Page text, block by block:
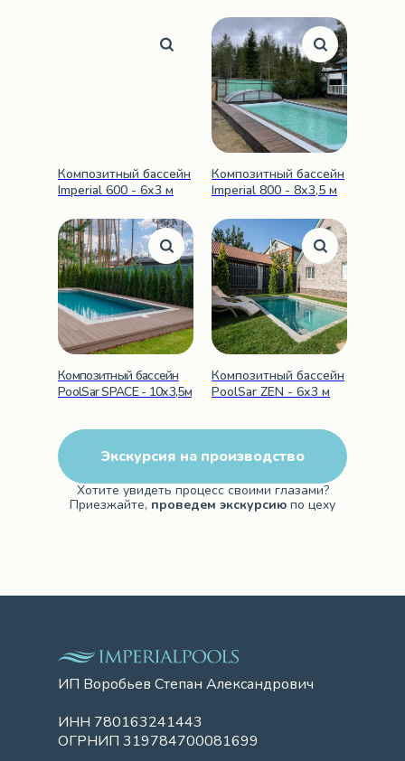
Экскурсия на производство
Хотите увидеть процесс своими глазами?
Приезжайте, проведем экскурсию по цеху
Композитный бассейн
Imperial 600 - 6х3 м
Композитный бассейн
Imperial 800 - 8х3,5 м
Композитный бассейн
PoolSar SPACE - 10х3,5м
Композитный бассейн
PoolSar ZEN - 6х3 м
ИП Воробьев Степан Александрович
ИНН 780163241443
ОГРНИП 319784700081699